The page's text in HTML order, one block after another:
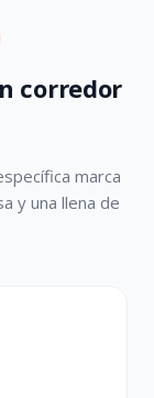
corredor
marca
y una llena de